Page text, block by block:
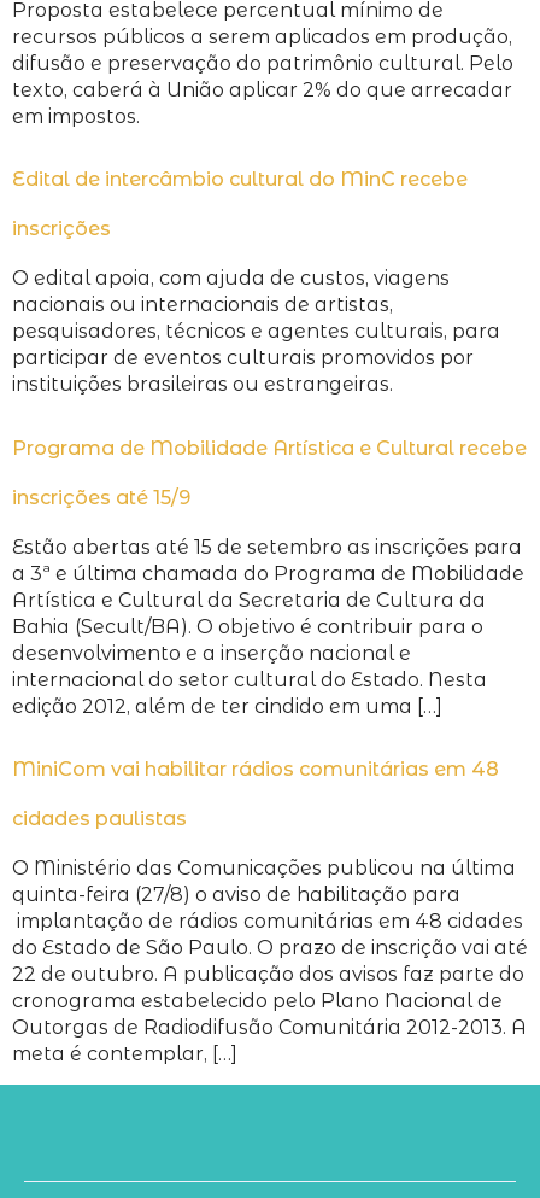
Proposta estabelece percentual mínimo de
recursos públicos a serem aplicados em produção,
difusão e preservação do patrimônio cultural. Pelo
texto, caberá à União aplicar 2% do que arrecadar
em impostos.
Edital de intercâmbio cultural do MinC recebe
inscrições
O edital apoia, com ajuda de custos, viagens
nacionais ou internacionais de artistas,
pesquisadores, técnicos e agentes culturais, para
participar de eventos culturais promovidos por
instituições brasileiras ou estrangeiras.
Programa de Mobilidade Artística e Cultural recebe
inscrições até 15/9
Estão abertas até 15 de setembro as inscrições para
a 3ª e última chamada do Programa de Mobilidade
Artística e Cultural da Secretaria de Cultura da
Bahia (Secult/BA). O objetivo é contribuir para o
desenvolvimento e a inserção nacional e
internacional do setor cultural do Estado. Nesta
edição 2012, além de ter cindido em uma […]
MiniCom vai habilitar rádios comunitárias em 48
cidades paulistas
O Ministério das Comunicações publicou na última
quinta-feira (27/8) o aviso de habilitação para
implantação de rádios comunitárias em 48 cidades
do Estado de São Paulo. O prazo de inscrição vai até
22 de outubro. A publicação dos avisos faz parte do
cronograma estabelecido pelo Plano Nacional de
Outorgas de Radiodifusão Comunitária 2012-2013. A
meta é contemplar, […]